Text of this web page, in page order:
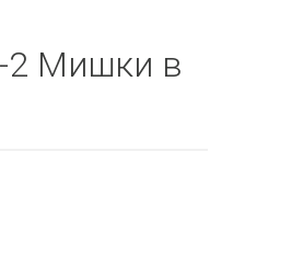
2 Мишки в